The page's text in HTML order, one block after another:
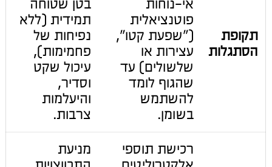
תקופת
הסתגלות
אי-נוחות
פוטנציאלית
("שפעת קטו",
עצירות או
שלשולים) עד
שהגוף לומד
להשתמש
בשומן.
בטן שטוחה
תמידית (ללא
נפיחות של
פחמימות),
עיכול שקט
וסדיר,
והיעלמות
צרבות.
רכישת תוספי
מניעת